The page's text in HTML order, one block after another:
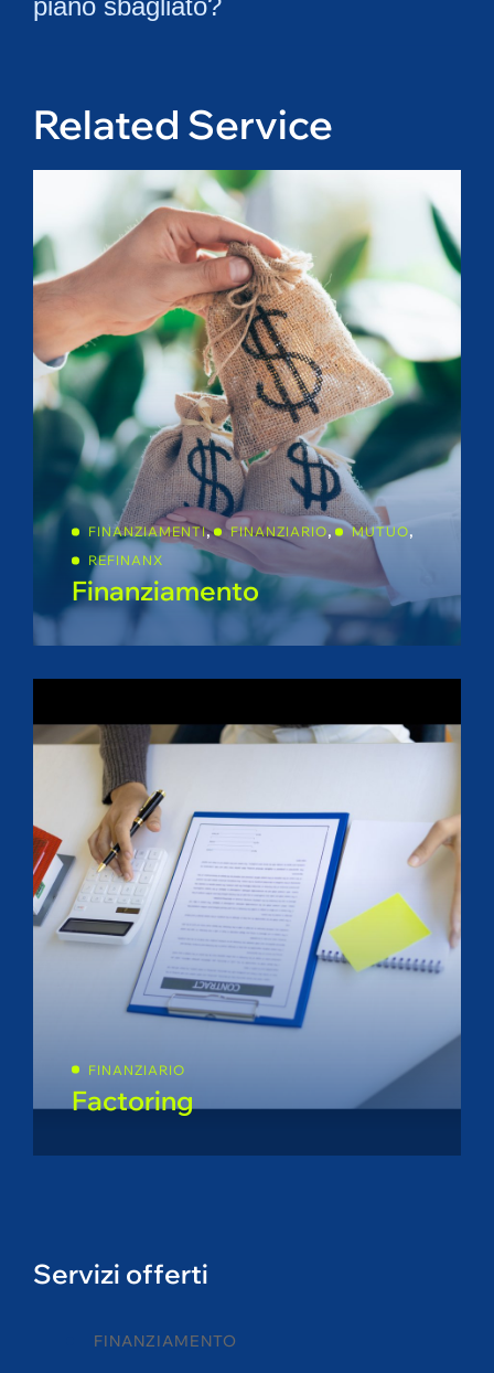
piano sbagliato?
Related Service
FINANZIAMENTI, FINANZIARIO, MUTUO,
REFINANX
Finanziamento
FINANZIARIO
Factoring
Servizi offerti
FINANZIAMENTO